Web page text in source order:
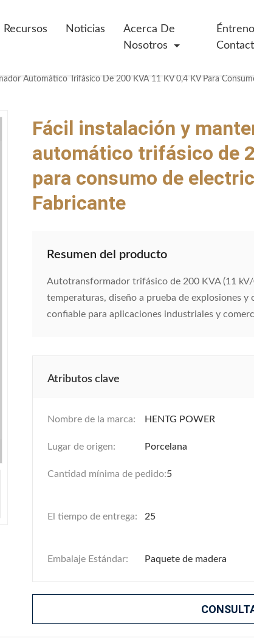
Recursos Noticias
Acerca De
Nosotros
Fácil instalación y
automático trifásico de
para consumo de
Fabricante
Resumen del producto
Autotransformador trifásico de 200 KVA (11
temperaturas, diseño a prueba de explosiones y
confiable para aplicaciones industriales y
Atributos clave
Nombre de la marca: HENTG POWER
Lugar de origen: Porcelana
Cantidad mínima de pedido:5
El tiempo de entrega: 25
Embalaje Estándar: Paquete de madera